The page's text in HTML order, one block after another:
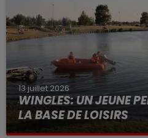
13 juillet 2026
WINGLES: UN JEUNE
LA BASE DE LOISIRS
La victime a coulé à pic